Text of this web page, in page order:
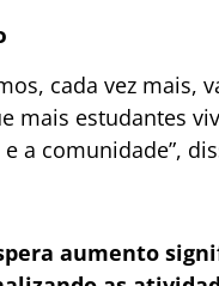
cada vez mais,
mais estudantes
e a comunidade”,
aumento